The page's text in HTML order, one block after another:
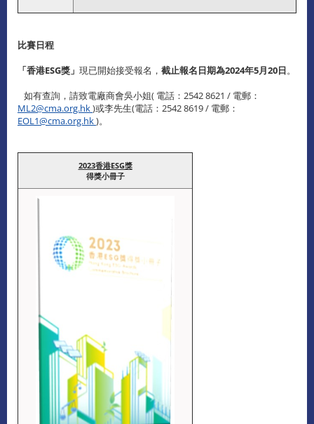
比賽日程
「香港ESG獎」 現已開始接受報名， 截止報名日期為2024年5月20日。
如有查詢，請致電廠商會吳小姐( 電話：2542 8621 / 電郵：
ML2@cma.org.hk)或李先生(電話：2542 8619 / 電郵：
EOL1@cma.org.hk)。
2023香港ESG獎
得獎小冊子